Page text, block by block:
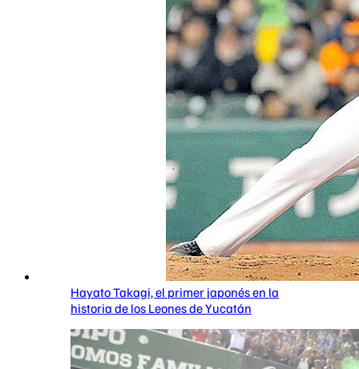
Hayato Takagi, el primer japonés en la
historia de los Leones de Yucatán